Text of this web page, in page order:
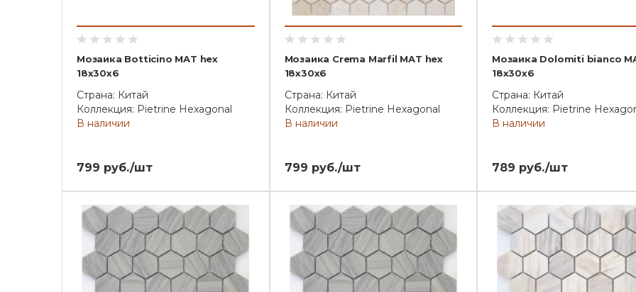
Мозаика Botticino MAT hex
18x30x6
Страна: Китай
Коллекция: Pietrine Hexagonal
В наличии
799 руб./шт
Мозаика Crema Marfil MAT hex
18x30x6
Страна: Китай
Коллекция: Pietrine Hexagonal
В наличии
799 руб./шт
Мозаика Dolomiti bianco
18x30x6
Страна: Китай
Коллекция: Pietrine
В наличии
789 руб./шт